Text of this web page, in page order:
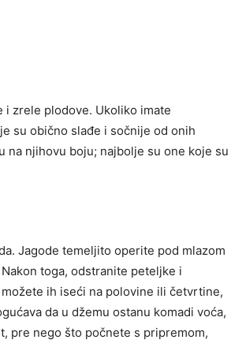
i zrele plodove. Ukoliko imate
su obično slađe i sočnije od onih
na njihovu boju; najbolje su one koje su
Jagode temeljito operite pod mlazom
toga, odstranite peteljke i
ih iseći na polovine ili četvrtine,
da u džemu ostanu komadi voća,
pre nego što počnete s pripremom,